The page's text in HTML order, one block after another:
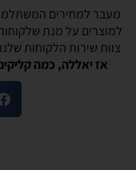
מעבר למחירים
למוצרים על מנת
צוות שירות הלקוחות
אז יאללה, כמה